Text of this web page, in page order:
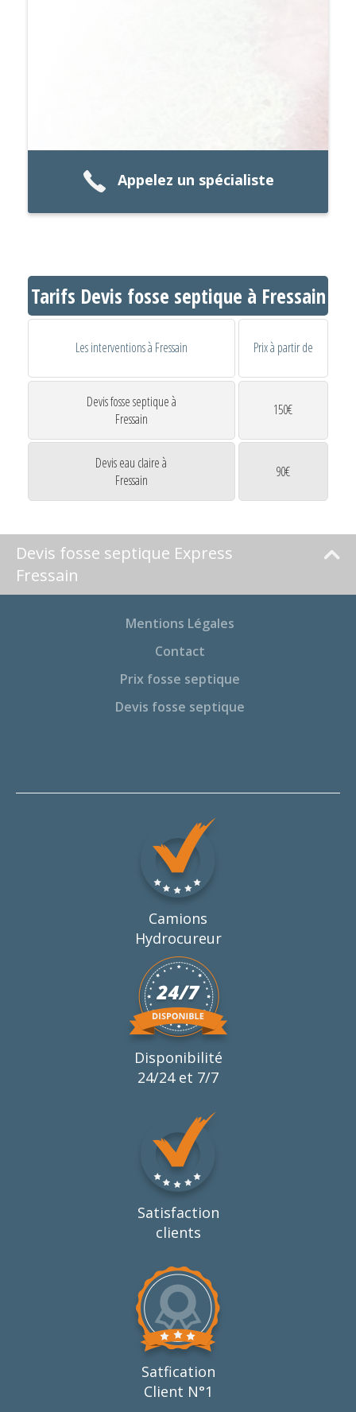
Appelez un spécialiste
Tarifs Devis fosse septique à Fressain
Les interventions à Fressain Prix à partir de
Devis fosse septique à
Fressain
150€
Devis eau claire à
Fressain
90€
Devis fosse septique Express
Fressain
Mentions Légales
Contact
Prix fosse septique
Devis fosse septique
Camions
Hydrocureur
Disponibilité
24/24 et 7/7
Satisfaction
clients
Satfication
Client N°1